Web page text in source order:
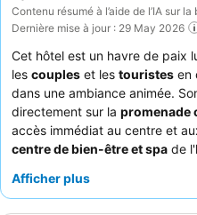
Contenu résumé à l’aide de l’IA sur
Dernière mise à jour : 29 May 2026
Cet hôtel est un havre de paix
les couples et les touristes en
dans une ambiance animée.
directement sur la promenade
accès immédiat au centre et
centre de bien-être et spa de
panoramique sur la mer,
Afficher plus